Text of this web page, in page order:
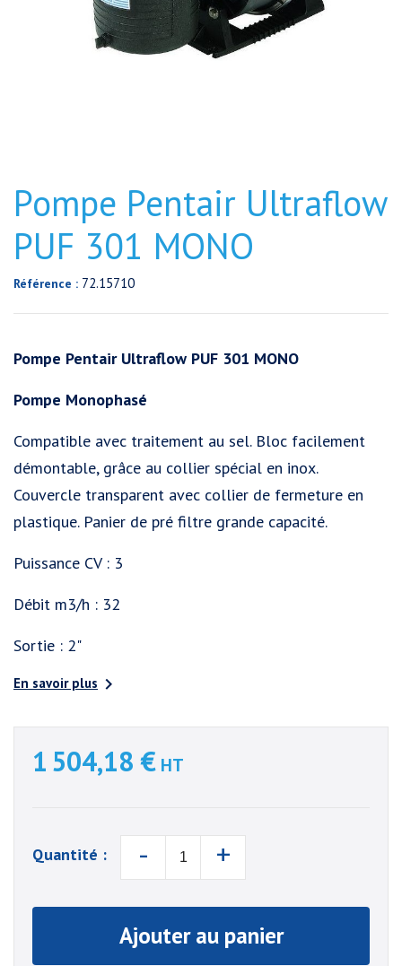
Pompe Pentair Ultraflow
PUF 301 MONO
Référence : 72.15710
Pompe Pentair Ultraflow PUF 301 MONO
Pompe Monophasé
Compatible avec traitement au sel. Bloc facilement
démontable, grâce au collier spécial en inox.
Couvercle transparent avec collier de fermeture en
plastique. Panier de pré filtre grande capacité.
Puissance CV : 3
Débit m3/h : 32
Sortie : 2"
En savoir plus 
1 504,18 € HT
Quantité : - +
Ajouter au panier